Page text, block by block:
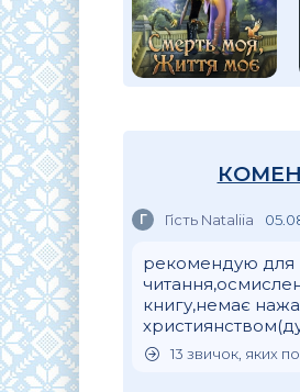
Г Гість Nataliia
рекомендую для
книгу,немає
13 звичок, яких